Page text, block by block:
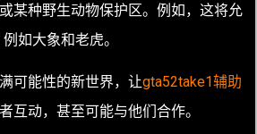
某种野生动物保护区。例如，这将允
如大象和老虎。
可能性的新世界，让gta52take1辅助
互动，甚至可能与他们合作。